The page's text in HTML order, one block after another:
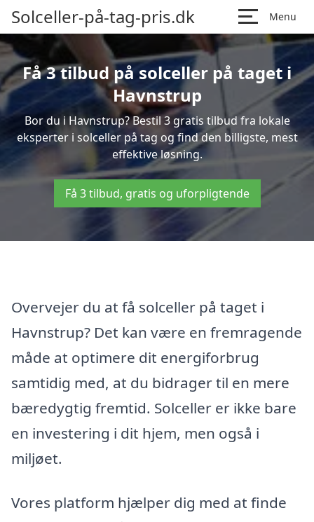
Solceller-på-tag-pris.dk Menu
Få 3 tilbud på solceller på taget i
Havnstrup
Bor du i Havnstrup? Bestil 3 gratis tilbud fra lokale
eksperter i solceller på tag og find den billigste, mest
effektive løsning.
Få 3 tilbud, gratis og uforpligtende
Overvejer du at få solceller på taget i
Havnstrup? Det kan være en fremragende
måde at optimere dit energiforbrug
samtidig med, at du bidrager til en mere
bæredygtig fremtid. Solceller er ikke bare
en investering i dit hjem, men også i
miljøet.
Vores platform hjælper dig med at finde